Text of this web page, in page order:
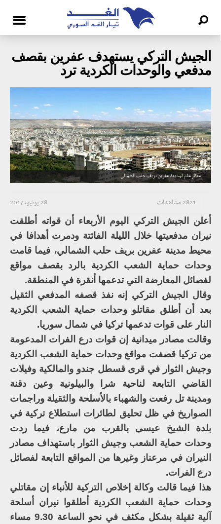
الجيش التركي يستهدف عفرين بقصف
مدفعي والوحدات الكردية ترد
منظر عام لمدينة عفرين بريف حلب الشمالي
28 يونيو، 2017 2821 مشاهدات
أعلن الجيش التركي اليوم الأربعاء أن قواته أطلقت
نيران مدفعيتها خلال الليلة الفائتة ودمرت أهدافا في
محيط مدينة عفرين بريف حلب الشمالي، فيما قامت
وحدات حماية الشعب الكردية بالرد بقصف مواقع
لفصائل المعارضة التي تدعمها أنقرة في المنطقة.
وقال الجيش التركي إنه نفذ قصفه المدفعي الثقيل
بعد أن أطلق مقاتلو وحدات حماية الشعب الكردية
النار على قوات تدعمها تركيا في شمال سوريا.
وقالت مصادر ميدانية إن قوات درع الفرات المدعومة
من تركيا قصفت مواقع وحدات حماية الشعب الكردية
وجيش الثوار في قرى قسطل جندو والمالكية وفيلات
القاضي التابعة لناحية شرا والبيلونية وعين دقنة
ومدينة تل رفعت والشهباء بالأسلحة والثقيلة وراجمات
الصواريخ في ظل تحليق لطائرات استطلاع تركية في
بلدة الشيخ عيسى بالقرب من مارع، فيما ردت
وحدات حماية الشعب وجيش الثوار باستهداف مصادر
النيران في مرعناز وغيرها من المواقع التابعة لفصائل
درع الفرات.
هذا فيما قالت وكالة إخلاص التركية للأنباء إن مقاتلي
وحدات حماية الشعب الكردية أطلقوا نيران أسلحة
آلية ثقيلة بشكل مكثف في نحو الساعة 9.30 مساء